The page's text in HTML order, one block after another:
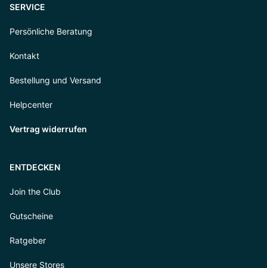
SERVICE
Persönliche Beratung
Kontakt
Bestellung und Versand
Helpcenter
Vertrag widerrufen
ENTDECKEN
Join the Club
Gutscheine
Ratgeber
Unsere Stores